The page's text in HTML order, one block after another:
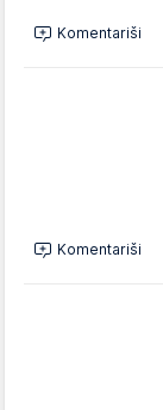
Komentariši
Komentariši